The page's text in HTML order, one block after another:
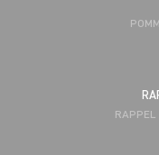
RAPPEL